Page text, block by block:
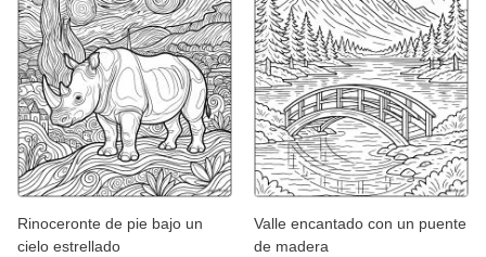
Rinoceronte de pie bajo un
cielo estrellado
Valle encantado con un puente
de madera